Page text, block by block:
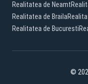
Realitatea de Neamt
Realitatea de Braila
Realitatea de Bucuresti
©